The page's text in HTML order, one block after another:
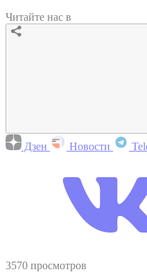
Читайте нас в
Дзен Новости
3570 просмотров